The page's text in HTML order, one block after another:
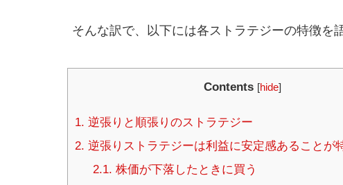
そんな訳で、以下には各ストラテジーの特徴を
Contents [hide]
1. 逆張りと順張りのストラテジー
2. 逆張りストラテジーは利益に安定感あることが
2.1. 株価が下落したときに買う